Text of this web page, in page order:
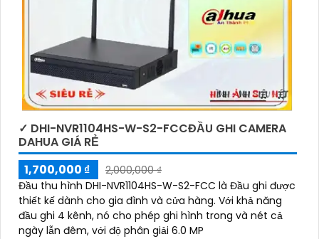
✓ DHI-NVR1104HS-W-S2-FCCĐẦU GHI CAMERA
DAHUA GIÁ RẺ
1,700,000 ₫
2,000,000 ₫
Đầu thu hình DHI-NVR1104HS-W-S2-FCC là Đầu ghi được
thiết kế dành cho gia đình và cửa hàng. Với khả năng
đầu ghi 4 kênh, nó cho phép ghi hình trong và nét cả
ngày lẫn đêm, với độ phân giải 6.0 MP